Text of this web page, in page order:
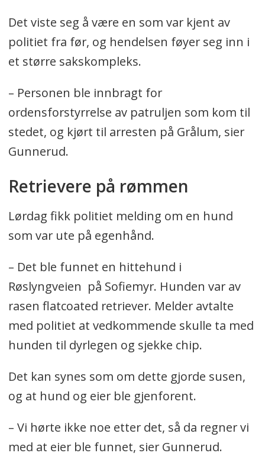
Det viste seg å være en som var kjent av
politiet fra før, og hendelsen føyer seg inn i
et større sakskompleks.
– Personen ble innbragt for
ordensforstyrrelse av patruljen som kom til
stedet, og kjørt til arresten på Grålum, sier
Gunnerud.
Retrievere på rømmen
Lørdag fikk politiet melding om en hund
som var ute på egenhånd.
– Det ble funnet en hittehund i
Røslyngveien på Sofiemyr. Hunden var av
rasen flatcoated retriever. Melder avtalte
med politiet at vedkommende skulle ta med
hunden til dyrlegen og sjekke chip.
Det kan synes som om dette gjorde susen,
og at hund og eier ble gjenforent.
– Vi hørte ikke noe etter det, så da regner vi
med at eier ble funnet, sier Gunnerud.